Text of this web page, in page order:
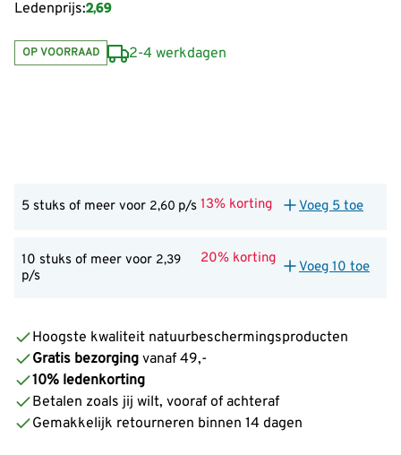
Ledenprijs:2,69
OP VOORRAAD 2-4 werkdagen
5 stuks of meer voor 2,60 p/s 13% korting Voeg 5 toe
10 stuks of meer voor 2,39
p/s
20% korting
Voeg 10 toe
Hoogste kwaliteit natuurbeschermingsproducten
Gratis bezorging vanaf 49,-
10% ledenkorting
Betalen zoals jij wilt, vooraf of achteraf
Gemakkelijk retourneren binnen 14 dagen